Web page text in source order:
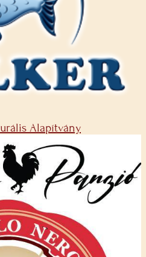
Alapítvány